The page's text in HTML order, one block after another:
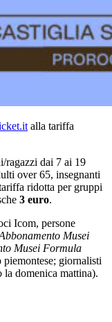
alla tariffa
ragazzi dai 7 ai 19
over 65, insegnanti
ridotta per gruppi
3 euro.
Icom, persone
Musei
Musei Formula
giornalisti
la domenica mattina).